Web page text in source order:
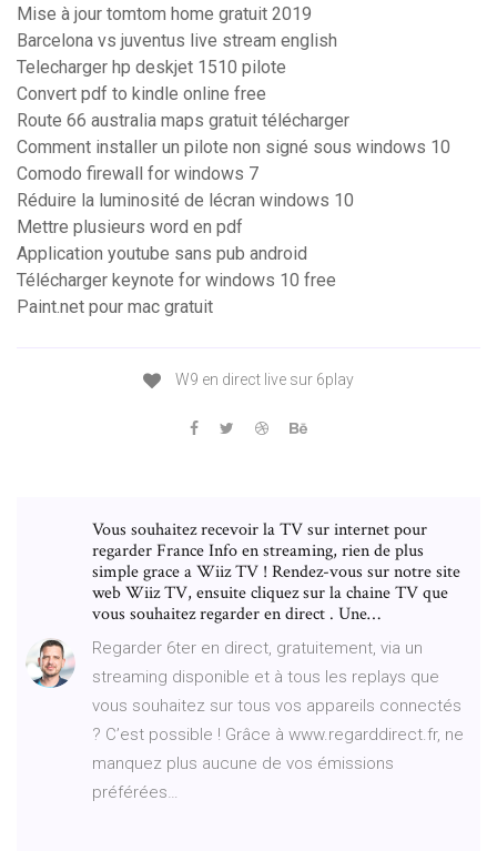
Mise à jour tomtom home gratuit 2019
Barcelona vs juventus live stream english
Telecharger hp deskjet 1510 pilote
Convert pdf to kindle online free
Route 66 australia maps gratuit télécharger
Comment installer un pilote non signé sous windows 10
Comodo firewall for windows 7
Réduire la luminosité de lécran windows 10
Mettre plusieurs word en pdf
Application youtube sans pub android
Télécharger keynote for windows 10 free
Paint.net pour mac gratuit
W9 en direct live sur 6play
Vous souhaitez recevoir la TV sur internet pour
regarder France Info en streaming, rien de plus
simple grace a Wiiz TV ! Rendez-vous sur notre site
web Wiiz TV, ensuite cliquez sur la chaine TV que
vous souhaitez regarder en direct . Une…
Regarder 6ter en direct, gratuitement, via un
streaming disponible et à tous les replays que
vous souhaitez sur tous vos appareils connectés
? C’est possible ! Grâce à www.regarddirect.fr, ne
manquez plus aucune de vos émissions
préférées…